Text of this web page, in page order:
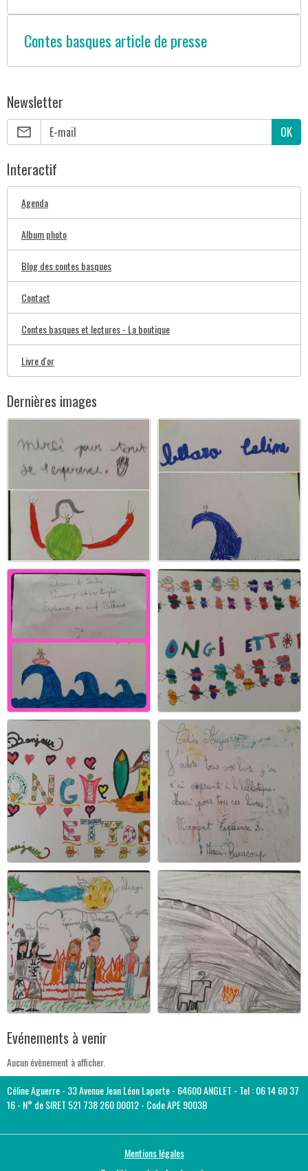
Contes basques article de presse
Newsletter
OK
Interactif
Agenda
Album photo
Blog des contes basques
Contact
Contes basques et lectures - La boutique
Livre d'or
Dernières images
Evénements à venir
Aucun évènement à afficher.
Céline Aguerre - 33 Avenue Jean Léon Laporte - 64600 ANGLET - Tel : 06 14 60 37
16 - N° de SIRET 521 738 260 00012 - Code APE 9003B
Mentions légales